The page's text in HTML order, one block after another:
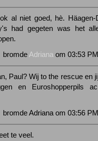
al niet goed, hè.
had gegeten was het
bromde Adriana om 03:53
Paul? Wij to the rescue en
en Euroshopperpils
bromde Adriana om 03:56
te veel.